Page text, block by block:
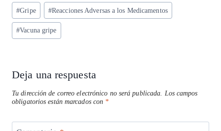
ts
A
p
eg
ra
eb
o
ke
dI
ai
l
re
Etiquetas
de
la
#Gripe #Reacciones Adversas a los Medicamentos
#Vacuna gripe
Deja una respuesta
Tu dirección de correo electrónico no será publicada.
Los campos
obligatorios están marcados con *